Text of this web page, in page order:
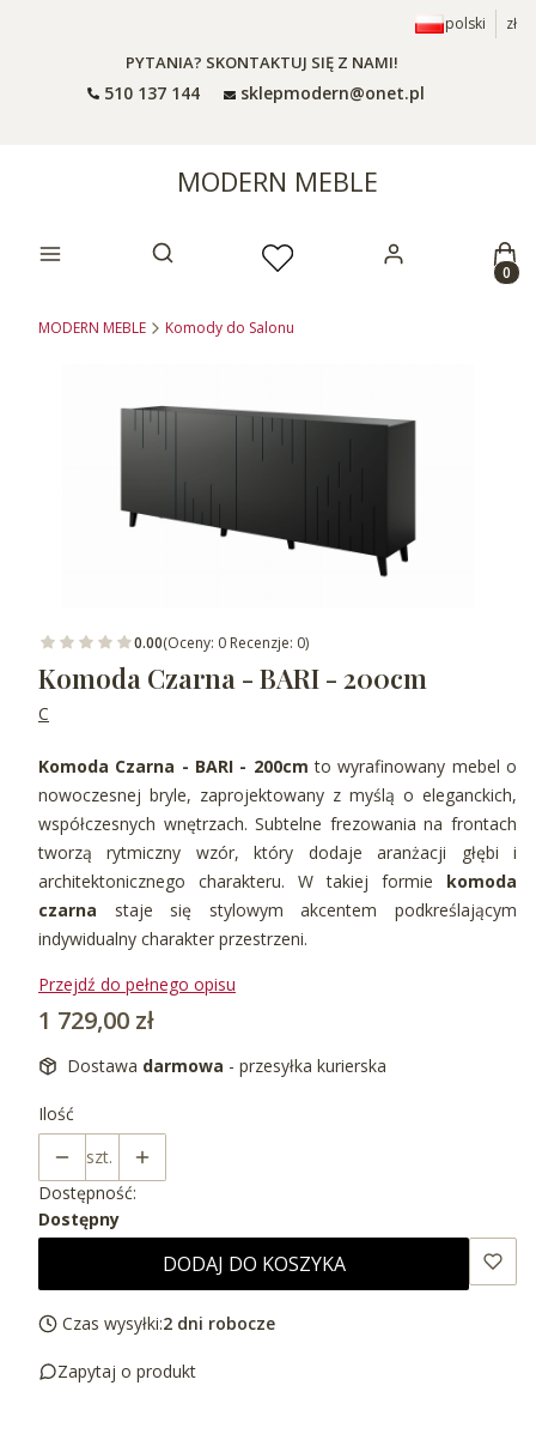
polski zł
PYTANIA? SKONTAKTUJ SIĘ Z NAMI!
510 137 144 sklepmodern@onet.pl
MODERN MEBLE
Otwórz wyszukiwarkę
MODERN MEBLE Komody do Salonu
0.00(Oceny: 0 Recenzje: 0)
Komoda Czarna - BARI - 200cm
C
Komoda Czarna - BARI - 200cm to wyrafinowany mebel o
nowoczesnej bryle, zaprojektowany z myślą o eleganckich,
współczesnych wnętrzach. Subtelne frezowania na frontach
tworzą rytmiczny wzór, który dodaje aranżacji głębi i
architektonicznego charakteru. W takiej formie komoda
czarna staje się stylowym akcentem podkreślającym
indywidualny charakter przestrzeni.
Przejdź do pełnego opisu
Cena
1 729,00 zł
Dostawa darmowa - przesyłka kurierska
Ilość
szt.
Dostępność:
Dostępny
DODAJ DO KOSZYKA
Czas wysyłki:2 dni robocze
Zapytaj o produkt